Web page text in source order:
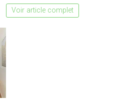
Voir article complet